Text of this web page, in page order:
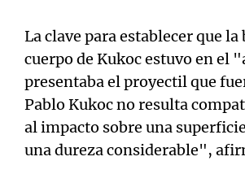
La clave para establecer que
cuerpo de Kukoc estuvo en el
presentaba el proyectil que
Pablo Kukoc no resulta
al impacto sobre una
una dureza considerable",